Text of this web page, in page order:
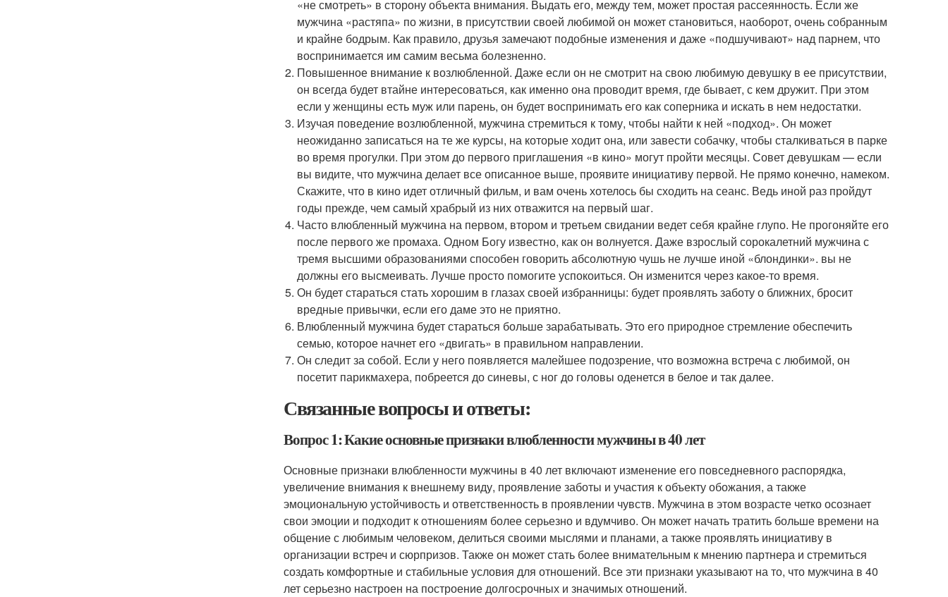
«не смотреть» в сторону объекта внимания. Выдать его, между тем, может простая рассеянность. Если же
мужчина «растяпа» по жизни, в присутствии своей любимой он может становиться, наоборот, очень собранным
и крайне бодрым. Как правило, друзья замечают подобные изменения и даже «подшучивают» над парнем, что
воспринимается им самим весьма болезненно.
Повышенное внимание к возлюбленной. Даже если он не смотрит на свою любимую девушку в ее присутствии,
он всегда будет втайне интересоваться, как именно она проводит время, где бывает, с кем дружит. При этом
если у женщины есть муж или парень, он будет воспринимать его как соперника и искать в нем недостатки.
Изучая поведение возлюбленной, мужчина стремиться к тому, чтобы найти к ней «подход». Он может
неожиданно записаться на те же курсы, на которые ходит она, или завести собачку, чтобы сталкиваться в парке
во время прогулки. При этом до первого приглашения «в кино» могут пройти месяцы. Совет девушкам — если
вы видите, что мужчина делает все описанное выше, проявите инициативу первой. Не прямо конечно, намеком.
Скажите, что в кино идет отличный фильм, и вам очень хотелось бы сходить на сеанс. Ведь иной раз пройдут
годы прежде, чем самый храбрый из них отважится на первый шаг.
Часто влюбленный мужчина на первом, втором и третьем свидании ведет себя крайне глупо. Не прогоняйте его
после первого же промаха. Одном Богу известно, как он волнуется. Даже взрослый сорокалетний мужчина с
тремя высшими образованиями способен говорить абсолютную чушь не лучше иной «блондинки». вы не
должны его высмеивать. Лучше просто помогите успокоиться. Он изменится через какое-то время.
Он будет стараться стать хорошим в глазах своей избранницы: будет проявлять заботу о ближних, бросит
вредные привычки, если его даме это не приятно.
Влюбленный мужчина будет стараться больше зарабатывать. Это его природное стремление обеспечить
семью, которое начнет его «двигать» в правильном направлении.
Он следит за собой. Если у него появляется малейшее подозрение, что возможна встреча с любимой, он
посетит парикмахера, побреется до синевы, с ног до головы оденется в белое и так далее.
Связанные вопросы и ответы:
Вопрос 1: Какие основные признаки влюбленности мужчины в 40 лет
Основные признаки влюбленности мужчины в 40 лет включают изменение его повседневного распорядка,
увеличение внимания к внешнему виду, проявление заботы и участия к объекту обожания, а также
эмоциональную устойчивость и ответственность в проявлении чувств. Мужчина в этом возрасте четко осознает
свои эмоции и подходит к отношениям более серьезно и вдумчиво. Он может начать тратить больше времени на
общение с любимым человеком, делиться своими мыслями и планами, а также проявлять инициативу в
организации встреч и сюрпризов. Также он может стать более внимательным к мнению партнера и стремиться
создать комфортные и стабильные условия для отношений. Все эти признаки указывают на то, что мужчина в 40
лет серьезно настроен на построение долгосрочных и значимых отношений.